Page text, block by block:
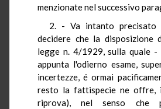
menzionate nel successivo
2. - Va intanto
decidere che la disposizione
legge n. 4/1929, sulla quale
appunta l'odierno esame,
incertezze, é ormai
resto la fattispecie ne offre,
riprova), nel senso che